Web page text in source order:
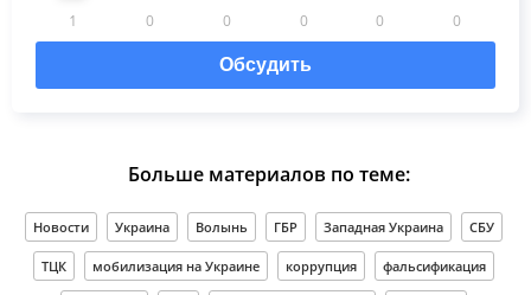
1 0 0 0 0 0
Обсудить
Больше материалов по теме:
Новости Украина Волынь ГБР Западная Украина СБУ
ТЦК мобилизация на Украине коррупция фальсификация